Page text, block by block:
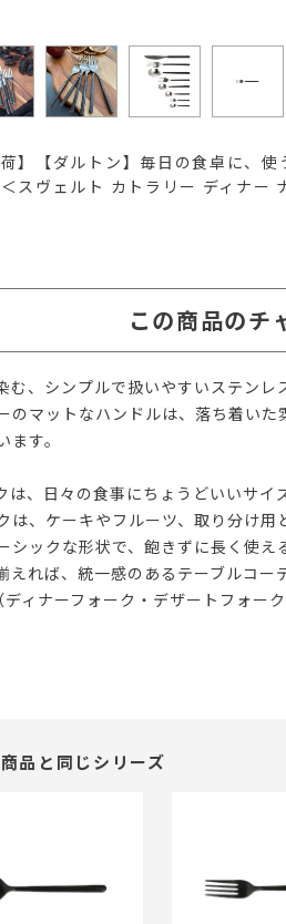
荷】【ダルトン】毎日の食卓に、使
スヴェルト カトラリー ディナー
この商品のチ
む、シンプルで扱いやすいステンレ
のマットなハンドルは、落ち着い
ます。
は、日々の食事にちょうどいいサイ
は、ケーキやフルーツ、取り分け用
シックな形状で、飽きずに長く使え
えれば、統一感のあるテーブルコー
ィナーフォーク・デザートフォーク
品と同じシリーズ